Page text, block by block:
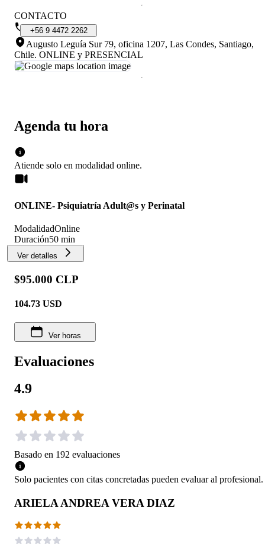
Agenda tu hora
Atiende solo en modalidad online.
ONLINE- Psiquiatría Adult@s y Perinatal
ModalidadOnline
Duración50 min
Ver detalles
$95.000 CLP
104.73 USD
Ver horas
Evaluaciones
4.9
Basado en 192 evaluaciones
Solo pacientes con citas concretadas pueden evaluar al profesional.
ARIELA ANDREA VERA DIAZ
CONTACTO
+56 9 4472 2262
Augusto Leguía Sur 79, oficina 1207, Las Condes, Santiago,
Chile. ONLINE y PRESENCIAL